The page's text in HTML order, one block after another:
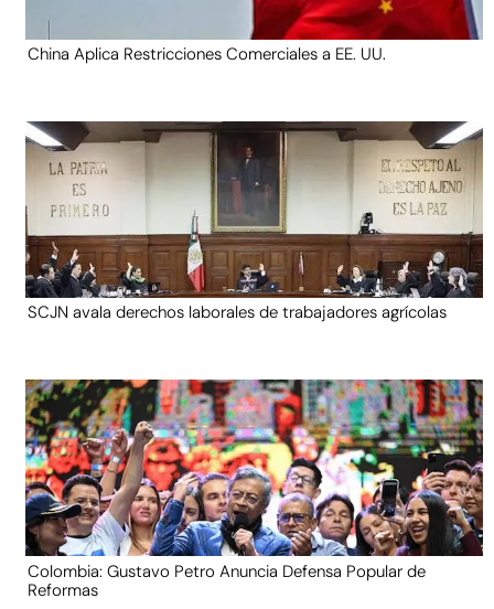
China Aplica Restricciones Comerciales a EE. UU.
SCJN avala derechos laborales de trabajadores agrícolas
Colombia: Gustavo Petro Anuncia Defensa Popular de
Reformas